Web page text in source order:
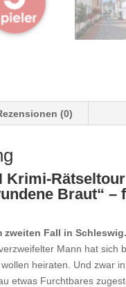
(0)
Krimi-
Braut“ –
zweiten Fall in Schleswig.
Mann hat sich
heiraten. Und zwar
etwas Furchtbares